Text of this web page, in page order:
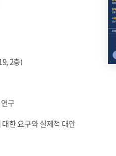
2층)
구
한 요구와 실제적 대안